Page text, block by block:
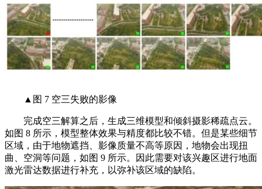
▲图 7 空三失败的影像
完成空三解算之后，生成三维模型和倾斜摄影稀疏点云。
如图 8 所示，模型整体效果与精度都比较不错。但是某些细节
区域，由于地物遮挡、影像质量不高等原因，地物会出现扭
曲、空洞等问题，如图 9 所示。因此需要对该兴趣区进行地面
激光雷达数据进行补充，以弥补该区域的缺陷。